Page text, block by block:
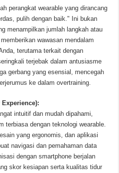
perangkat wearable yang dirancang
pulih dengan baik." Ini bukan
menampilkan jumlah langkah atau
wawasan mendalam
terutama terkait dengan
terjebak dalam antusiasme
gerbang yang esensial, mencegah
ke dalam overtraining.
intuitif dan mudah dipahami,
terbiasa dengan teknologi wearable.
yang ergonomis, dan aplikasi
navigasi dan pemahaman data
dengan smartphone berjalan
skor kesiapan serta kualitas tidur